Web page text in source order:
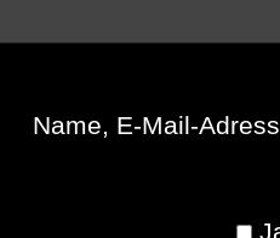
Name, E-Mail-